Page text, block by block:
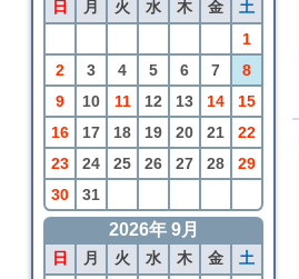
BRIO
日 月 火 水 木 金
土
1
2
3 4 5 6 7
8
9
10 11 12 13 14
15
16
17 18 19 20 21
22
23
24 25 26 27 28
29
30
31
2026年 9月
日 月 火 水 木 金
土